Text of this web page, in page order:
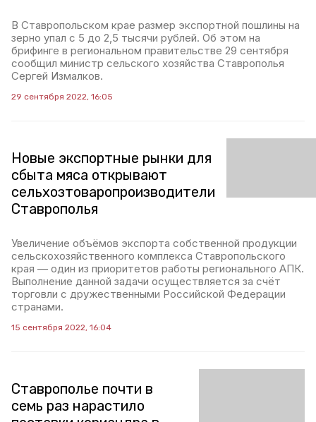
В Ставропольском крае размер экспортной пошлины на
зерно упал с 5 до 2,5 тысячи рублей. Об этом на
брифинге в региональном правительстве 29 сентября
сообщил министр сельского хозяйства Ставрополья
Сергей Измалков.
29 сентября 2022, 16:05
Новые экспортные рынки для
сбыта мяса открывают
сельхозтоваропроизводители
Ставрополья
Увеличение объёмов экспорта собственной продукции
сельскохозяйственного комплекса Ставропольского
края — один из приоритетов работы регионального АПК.
Выполнение данной задачи осуществляется за счёт
торговли с дружественными Российской Федерации
странами.
15 сентября 2022, 16:04
Ставрополье почти в
семь раз нарастило